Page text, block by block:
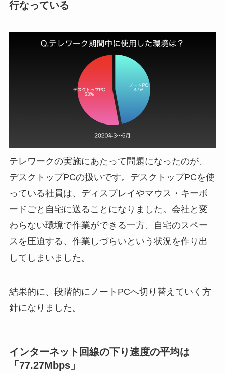
行なっている
テレワークの実施にあたって問題になったのが、
デスクトップPCの扱いです。デスクトップPCを使
っている社員は、ディスプレイやマウス・キーボ
ードごと自宅に送ることになりました。会社と変
わらない環境で作業ができる一方、自宅のスペー
スを圧迫する、作業しづらいという状況を作り出
してしまいました。
結果的に、段階的にノートPCへ切り替えていく方
針になりました。
インターネット回線の下り速度の平均は
「77.27Mbps」